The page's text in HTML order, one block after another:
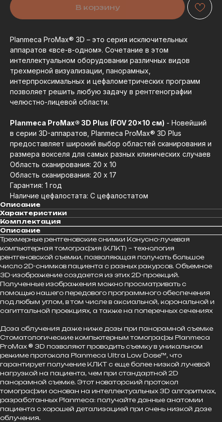
В корзину
Planmeca ProMax® 3D – это серия исключительных
аппаратов «все-в-одном». Сочетание в этом
интеллектуальном оборудовании различных видов
трехмерной визуализации, панорамных,
интерпроксимальных и цефалометрических программ
позволяет решить любую задачу в рентгенографии
челюстно-лицевой области.
Planmeca ProMax® 3D Plus (FOV 20x10 см) - Новейший
в серии 3D-аппаратов, Planmeca ProMax® 3D Plus
предоставляет широкий выбор областей сканирования и
размера вокселя для самых разных клинических случаев
Область сканирования: 20 x 10
Область сканирования: 20 x 17
Гарантия: 1 год
Наличие цефалостата: С цефалостатом
Описание
Характеристики
Комплектация
Описание
Трехмерные рентгеновские снимки Конусно-лучевая
компьютерная томография (КЛКТ) – технология
рентгеновской съемки, позволяющая получать большое
число 2D-снимков пациента с разных ракурсов. Объемное
3D-изображение создается из этих 2D-проекций.
Полученные изображения можно просматривать с
помощью нашего передового программного обеспечения
под любым углом, в том числе в аксиальной, корональной и
сагиттальной проекциях, а также на поперечных сечениях
Доза облучения даже ниже дозы при панорамной съемке
Стоматологические компьютерным томографы Planmeca
ProMax ® 3D позволяют проводить съемку в уникальном
режиме протокола Planmeca Ultra Low Dose™, что
гарантирует получение КЛКТ с еще более низкой лучевой
нагрузкой на пациента, чем при стандартной 2D
панорамной съемке. Этот новаторский протокол
томографии основан на интеллектуальных 3D алгоритмах,
разработанных Planmeca: получайте данные анатомии
пациента с хорошей детализацией при очень низкой дозе
облучения.